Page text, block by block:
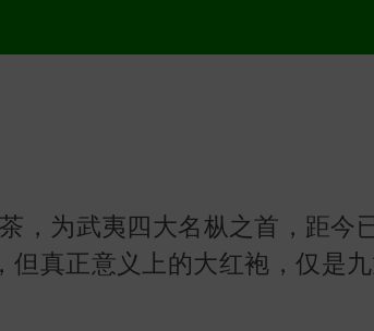
，为武夷四大名枞之首，距
真正意义上的大红袍，仅是